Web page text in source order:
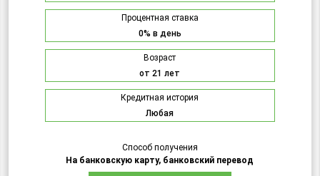
Процентная ставка
0% в день
Возраст
от 21 лет
Кредитная история
Любая
Способ получения
На банковскую карту, банковский перевод